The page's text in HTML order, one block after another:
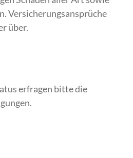
Versicherungsansprüche
über.
erfragen bitte die